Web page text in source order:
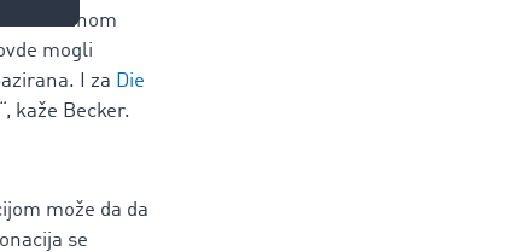
ka kriznom
mogli
I za Die
kaže Becker.
može da da
se